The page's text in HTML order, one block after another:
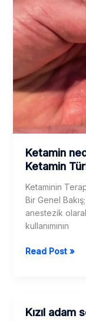
Ketamin
Ketamin
Ketaminin
Bir Genel
anestezik
kullanımının
Ketamin
kullanılır?
Read Post »
Kızıl adam